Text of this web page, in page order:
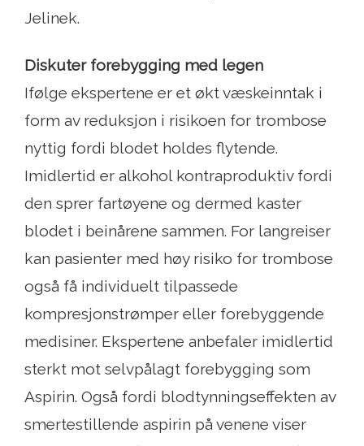
Jelinek.
Diskuter forebygging med legen
Ifølge ekspertene er et økt væskeinntak i
form av reduksjon i risikoen for trombose
nyttig fordi blodet holdes flytende.
Imidlertid er alkohol kontraproduktiv fordi
den sprer fartøyene og dermed kaster
blodet i beinårene sammen. For langreiser
kan pasienter med høy risiko for trombose
også få individuelt tilpassede
kompresjonstrømper eller forebyggende
medisiner. Ekspertene anbefaler imidlertid
sterkt mot selvpålagt forebygging som
Aspirin. Også fordi blodtynningseffekten av
smertestillende aspirin på venene viser